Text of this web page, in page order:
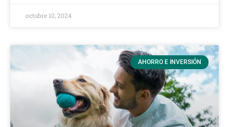
octubre 10, 2024
AHORRO E INVERSIÓN